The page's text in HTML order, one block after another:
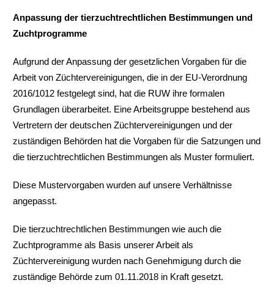
Anpassung der tierzuchtrechtlichen Bestimmungen und
Zuchtprogramme
Aufgrund der Anpassung der gesetzlichen Vorgaben für die
Arbeit von Züchtervereinigungen, die in der EU-Verordnung
2016/1012 festgelegt sind, hat die RUW ihre formalen
Grundlagen überarbeitet. Eine Arbeitsgruppe bestehend aus
Vertretern der deutschen Züchtervereinigungen und der
zuständigen Behörden hat die Vorgaben für die Satzungen und
die tierzuchtrechtlichen Bestimmungen als Muster formuliert.
Diese Mustervorgaben wurden auf unsere Verhältnisse
angepasst.
Die tierzuchtrechtlichen Bestimmungen wie auch die
Zuchtprogramme als Basis unserer Arbeit als
Züchtervereinigung wurden nach Genehmigung durch die
zuständige Behörde zum 01.11.2018 in Kraft gesetzt.